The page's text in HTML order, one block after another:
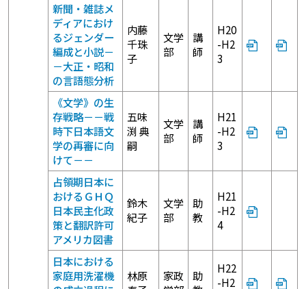
新聞・雑誌メ
ディアにおけ
るジェンダー
編成と小説－
－大正・昭和
の言語態分析
内藤
千珠
子
文学
部
講
師
H20
-H2
3
《文学》の生
存戦略－－戦
時下日本語文
学の再審に向
けて－－
五味
渕 典
嗣
文学
部
講
師
H21
-H2
3
占領期日本に
おけるＧＨＱ
日本民主化政
策と翻訳許可
アメリカ図書
鈴木
紀子
文学
部
助
教
H21
-H2
4
日本における
家庭用洗濯機
林原
家政
助
H22
-H2